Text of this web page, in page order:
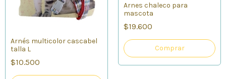
Arnés multicolor cascabel
talla L
$10.500
Arnes chaleco para
mascota
$19.600
Comprar